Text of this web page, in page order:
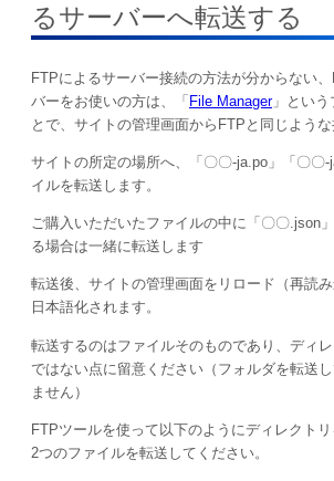
るサーバーへ転送する
FTPによるサーバー接続の方法が分からない
バーをお使いの方は、「File Manager」という
とで、サイトの管理画面からFTPと同じような
サイトの所定の場所へ、「〇〇-ja.po」「〇〇
イルを転送します。
ご購入いただいたファイルの中に「〇〇.json
る場合は一緒に転送します
転送後、サイトの管理画面をリロード（再読み
日本語化されます。
転送するのはファイルそのものであり、ディレ
ではない点に留意ください（フォルダを転送
ません）
FTPツールを使って以下のようにディレクトリ
2つのファイルを転送してください。